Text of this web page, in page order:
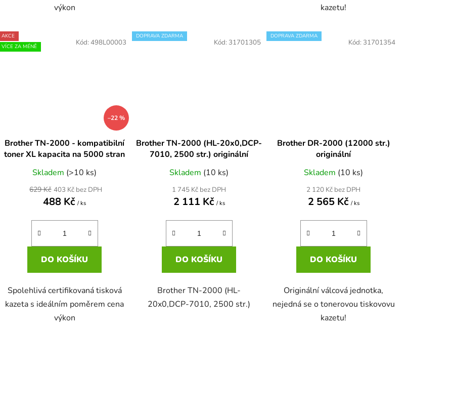
výkon
kazetu!
AKCE
VÍCE ZA MÉNĚ
–22 %
Brother TN-2000 - kompatibilní
toner XL kapacita na 5000 stran
Skladem (>10 ks)
403 Kč bez DPH
488 Kč/ ks
629 Kč
DO KOŠÍKU
Spolehlivá certifikovaná tisková
kazeta s ideálním poměrem cena
výkon
Kód: 498L00003
DOPRAVA ZDARMA
Brother TN-2000 (HL-20x0,DCP-
7010, 2500 str.) originální
Skladem (10 ks)
1 745 Kč bez DPH
2 111 Kč / ks
DO KOŠÍKU
Brother TN-2000 (HL-
20x0,DCP-7010, 2500 str.)
Kód: 31701305
DOPRAVA ZDARMA
Brother DR-2000 (12000 str.)
originální
Skladem (10 ks)
2 120 Kč bez DPH
2 565 Kč / ks
DO KOŠÍKU
Originální válcová jednotka,
nejedná se o tonerovou tiskovovu
kazetu!
Kód: 31701354